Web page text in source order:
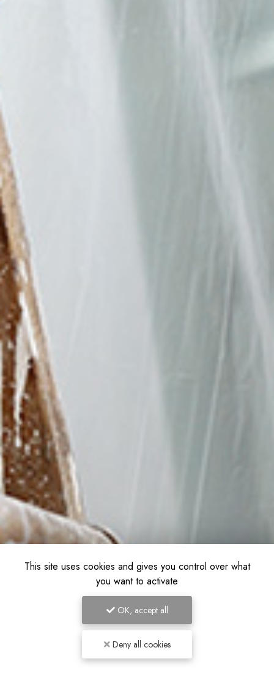
This site uses cookies and gives you control over what
you want to activate
OK, accept all
Deny all cookies